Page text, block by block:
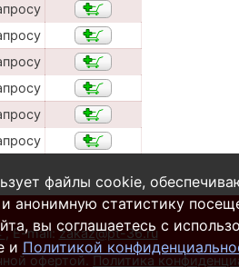
,E-mail:zakaz@pt-36.ru
офертой. Политика
файлы cookie,
анонимную статистику
вы соглашаетесь с
и Политикой